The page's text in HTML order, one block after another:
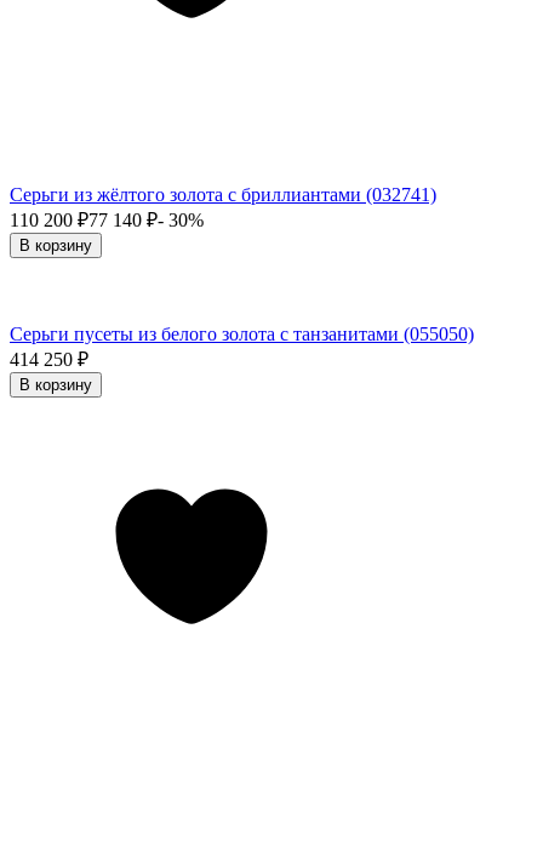
Серьги пусеты из белого золота с танзанитами (055050)
414 250 ₽
В корзину
Серьги из жёлтого золота с бриллиантами (032741)
110 200 ₽77 140 ₽- 30%
В корзину